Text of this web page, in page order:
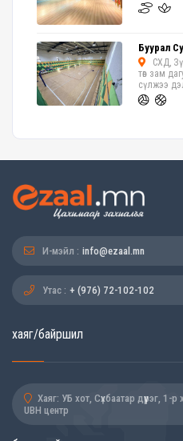
Буурал
СХД,
төв зам
сүлжээ
И-мэйл : info@ezaal.mn
Утас : + (976) 72-102-102
хаяг/байршил
Хаяг: УБ хот, Сүхбаатар дүүрэг,
UBH центр